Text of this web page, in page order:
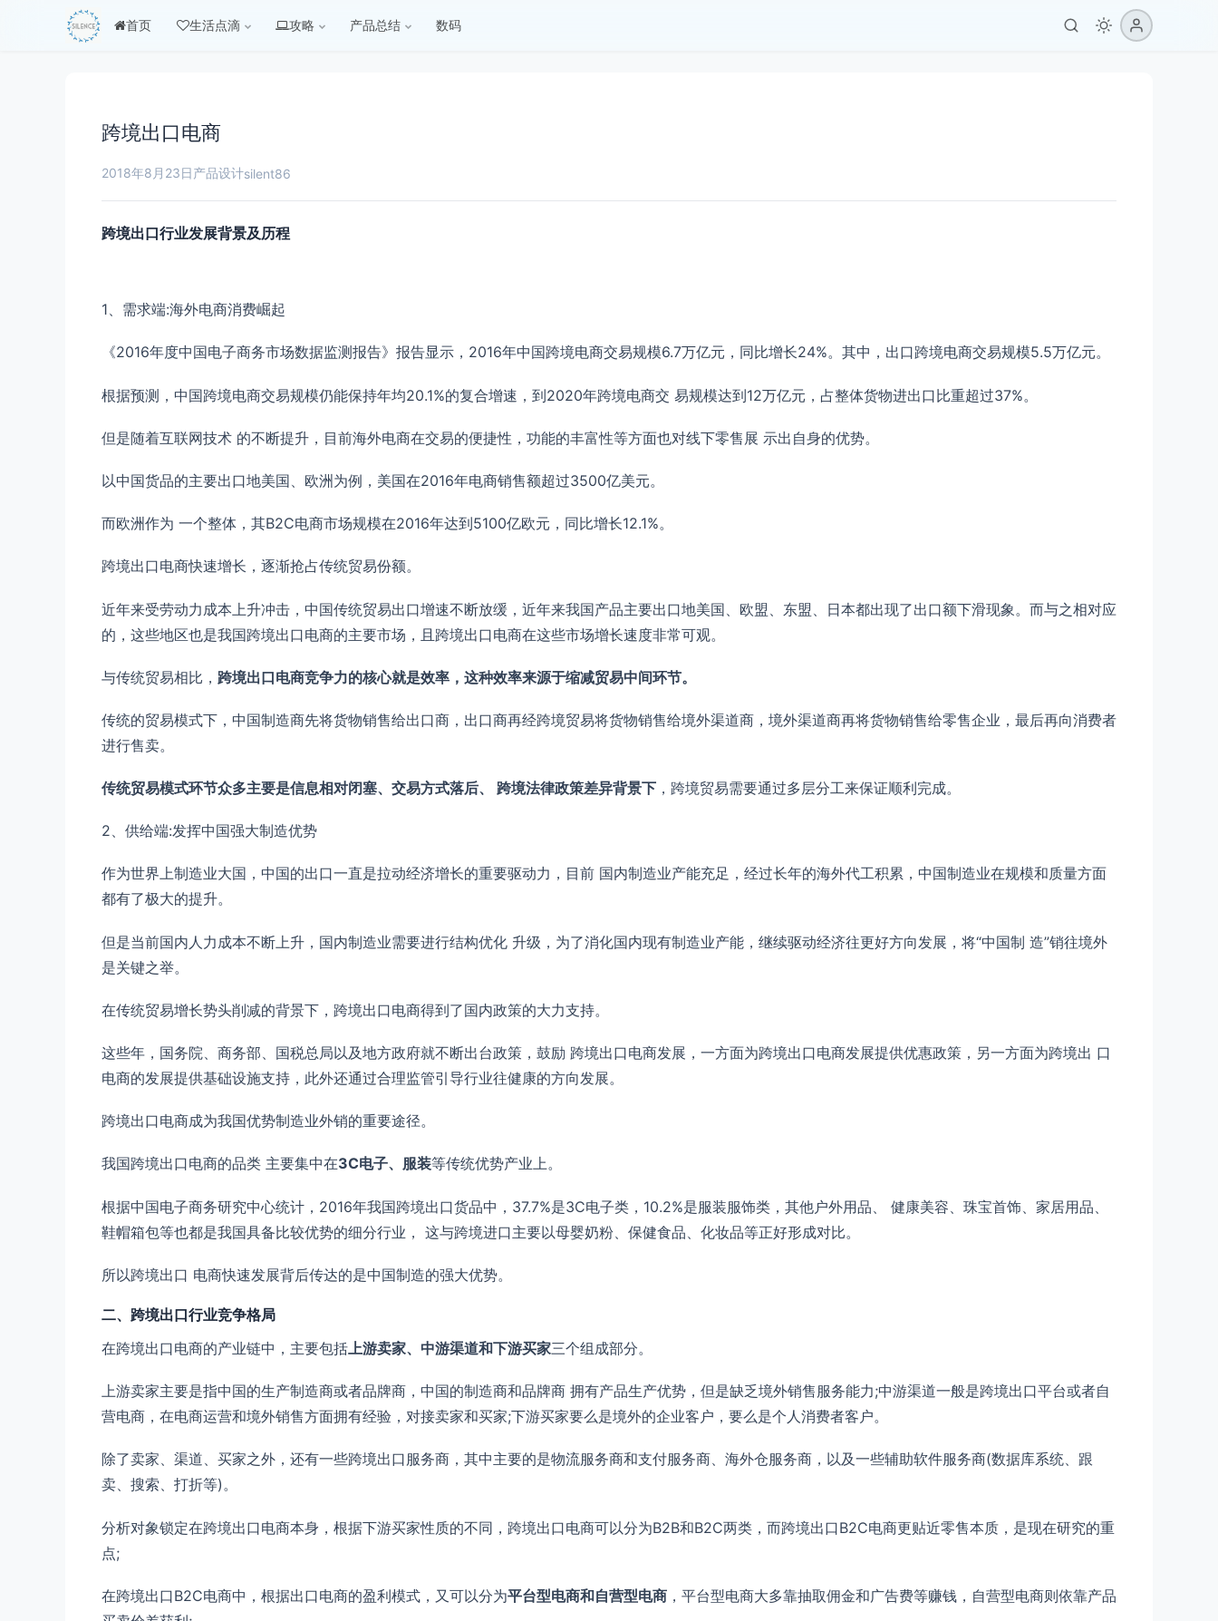
首页 生活点滴 攻略 产品总结 数码
跨境出口电商
2018年8月23日产品设计silent86
跨境出口行业发展背景及历程
1、需求端:海外电商消费崛起
《2016年度中国电子商务市场数据监测报告》报告显示，2016年中国跨境电商交易规模6.7万亿元，同比增长24%。其中，出口跨境电商交易规模5.5万亿元。
根据预测，中国跨境电商交易规模仍能保持年均20.1%的复合增速，到2020年跨境电商交 易规模达到12万亿元，占整体货物进出口比重超过37%。
但是随着互联网技术 的不断提升，目前海外电商在交易的便捷性，功能的丰富性等方面也对线下零售展 示出自身的优势。
以中国货品的主要出口地美国、欧洲为例，美国在2016年电商销售额超过3500亿美元。
而欧洲作为 一个整体，其B2C电商市场规模在2016年达到5100亿欧元，同比增长12.1%。
跨境出口电商快速增长，逐渐抢占传统贸易份额。
近年来受劳动力成本上升冲击，中国传统贸易出口增速不断放缓，近年来我国产品主要出口地美国、欧盟、东盟、日本都出现了出口额下滑现象。而与之相对应
的，这些地区也是我国跨境出口电商的主要市场，且跨境出口电商在这些市场增长速度非常可观。
与传统贸易相比， 跨境出口电商竞争力的核心就是效率，这种效率来源于缩减贸易中间环节。
传统的贸易模式下，中国制造商先将货物销售给出口商，出口商再经跨境贸易将货物销售给境外渠道商，境外渠道商再将货物销售给零售企业，最后再向消费者
进行售卖。
传统贸易模式环节众多主要是信息相对闭塞、交易方式落后、 跨境法律政策差异背景下 ，跨境贸易需要通过多层分工来保证顺利完成。
2、供给端:发挥中国强大制造优势
作为世界上制造业大国，中国的出口一直是拉动经济增长的重要驱动力，目前 国内制造业产能充足，经过长年的海外代工积累，中国制造业在规模和质量方面
都有了极大的提升。
但是当前国内人力成本不断上升，国内制造业需要进行结构优化 升级，为了消化国内现有制造业产能，继续驱动经济往更好方向发展，将“中国制 造”销往境外
是关键之举。
在传统贸易增长势头削减的背景下，跨境出口电商得到了国内政策的大力支持。
这些年，国务院、商务部、国税总局以及地方政府就不断出台政策，鼓励 跨境出口电商发展，一方面为跨境出口电商发展提供优惠政策，另一方面为跨境出 口
电商的发展提供基础设施支持，此外还通过合理监管引导行业往健康的方向发展。
跨境出口电商成为我国优势制造业外销的重要途径。
我国跨境出口电商的品类 主要集中在3C电子、服装等传统优势产业上。
根据中国电子商务研究中心统计，2016年我国跨境出口货品中，37.7%是3C电子类，10.2%是服装服饰类，其他户外用品、 健康美容、珠宝首饰、家居用品、
鞋帽箱包等也都是我国具备比较优势的细分行业， 这与跨境进口主要以母婴奶粉、保健食品、化妆品等正好形成对比。
所以跨境出口 电商快速发展背后传达的是中国制造的强大优势。
二、跨境出口行业竞争格局
在跨境出口电商的产业链中，主要包括 上游卖家、中游渠道和下游买家三个组成部分。
上游卖家主要是指中国的生产制造商或者品牌商，中国的制造商和品牌商 拥有产品生产优势，但是缺乏境外销售服务能力;中游渠道一般是跨境出口平台或者自
营电商，在电商运营和境外销售方面拥有经验，对接卖家和买家;下游买家要么是境外的企业客户，要么是个人消费者客户。
除了卖家、渠道、买家之外，还有一些跨境出口服务商，其中主要的是物流服务商和支付服务商、海外仓服务商，以及一些辅助软件服务商(数据库系统、跟
卖、搜索、打折等)。
分析对象锁定在跨境出口电商本身，根据下游买家性质的不同，跨境出口电商可以分为B2B和B2C两类，而跨境出口B2C电商更贴近零售本质，是现在研究的重
点;
在跨境出口B2C电商中，根据出口电商的盈利模式，又可以分为平台型电商和自营型电商 ，平台型电商大多靠抽取佣金和广告费等赚钱，自营型电商则依靠产品